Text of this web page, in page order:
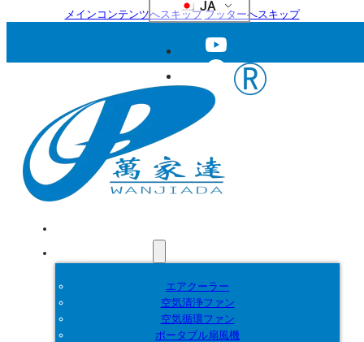
メインコンテンツへスキップフッターへスキップ
JA
エアクーラー
空気清浄ファン
空気循環ファン
ポータブル扇風機